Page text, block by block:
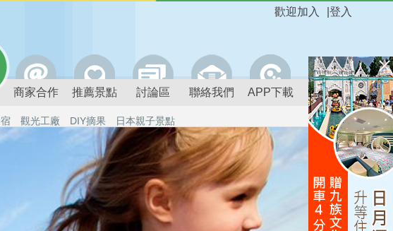
登入
歡迎加入
商家合作 推薦景點 討論區 聯絡我們 APP下載
觀光工廠 DIY摘果 日本親子景點